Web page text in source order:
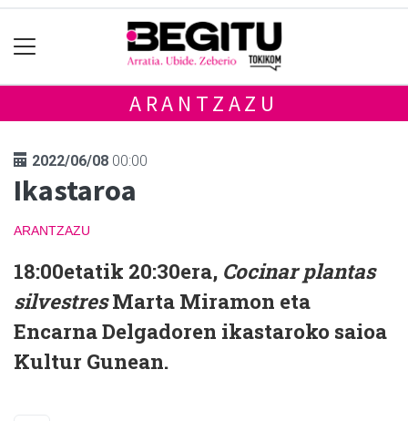
ARANTZAZU
2022/06/08 00:00
Ikastaroa
ARANTZAZU
18:00etatik 20:30era, Cocinar plantas
silvestresMarta Miramon eta
Encarna Delgadoren ikastaroko saioa
Kultur Gunean.